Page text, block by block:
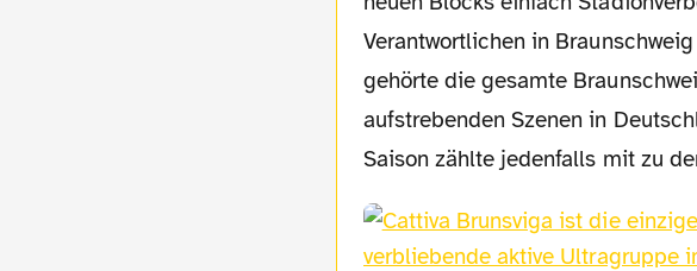
Verantwortlichen in
gehörte die gesamte
aufstrebenden Szenen in
Saison zählte jedenfalls mit zu